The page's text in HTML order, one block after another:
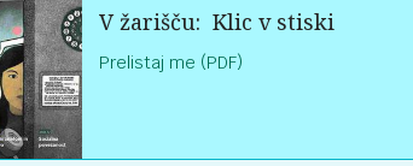
V žarišču: Klic v stiski
Prelistaj me (PDF)